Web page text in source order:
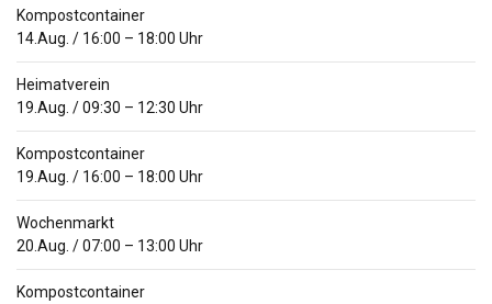
Kompostcontainer
14.Aug. / 16:00 – 18:00 Uhr
Heimatverein
19.Aug. /09:30 – 12:30 Uhr
Kompostcontainer
19.Aug. / 16:00 – 18:00 Uhr
Wochenmarkt
20.Aug. /07:00 – 13:00 Uhr
Kompostcontainer